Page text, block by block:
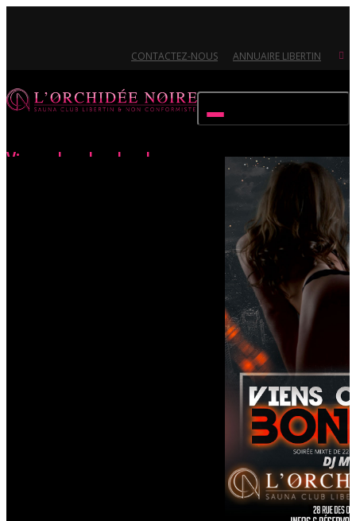
CONTACTEZ-NOUS ANNUAIRE LIBERTIN
Viens chercher bonheur
Ouvert 7/7 - Pour toutes informations, contactez-nous au 02.51.72.21.81